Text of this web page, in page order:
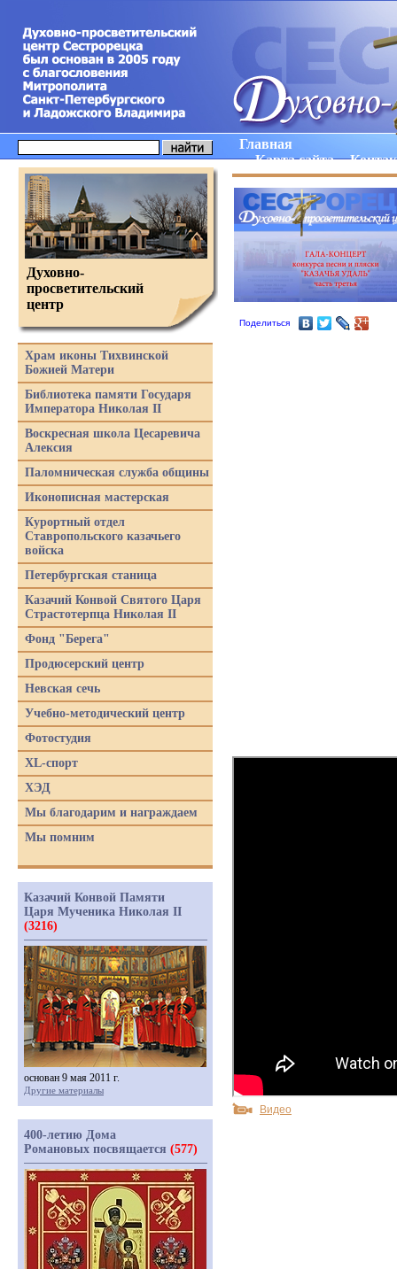
Главная
Карта сайта
Поделиться
Видео
Духовно-
просветительский
центр
Храм иконы Тихвинской
Божией Матери
Библиотека памяти Государя
Императора Николая II
Воскресная школа Цесаревича
Алексия
Паломническая служба общины
Иконописная мастерская
Курортный отдел
Ставропольского казачьего
войска
Петербургская станица
Казачий Конвой Святого Царя
Страстотерпца Николая II
Фонд "Берега"
Продюсерский центр
Невская сечь
Учебно-методический центр
Фотостудия
XL-спорт
ХЭД
Мы благодарим и награждаем
Мы помним
Казачий Конвой Памяти
Царя Мученика Николая II
(3216)
основан 9 мая 2011 г.
Другие материалы
400-летию Дома
Романовых посвящается (577)